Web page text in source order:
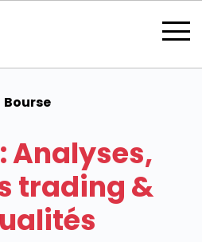
connecter
membre
Bourse
Analyses,
trading &